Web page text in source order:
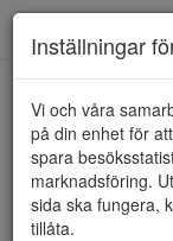
HEM PEDAG
Inställningar
Vi och våra
på din enhet för
spara
marknadsföring.
sida ska fungera,
tillåta.